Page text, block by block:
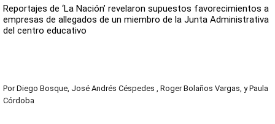
Reportajes de ‘La Nación’ revelaron supuestos favorecimientos a
empresas de allegados de un miembro de la Junta Administrativa
del centro educativo
Por Diego Bosque, José Andrés Céspedes , Roger Bolaños Vargas, y Paula
Córdoba